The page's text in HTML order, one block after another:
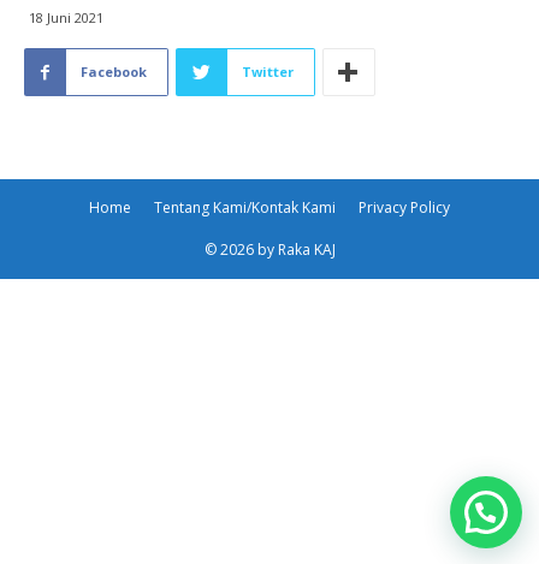
18 Juni 2021
Facebook Twitter
Home Tentang Kami/Kontak Kami Privacy Policy
© 2026 by Raka KAJ